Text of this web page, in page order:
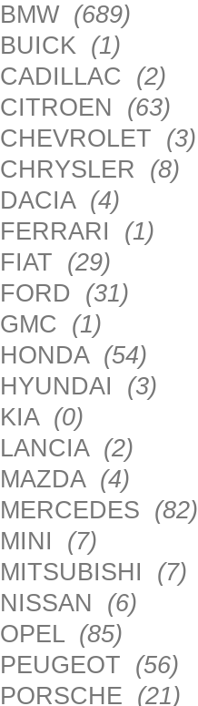
BMW (689)
BUICK (1)
CADILLAC (2)
CITROEN (63)
CHEVROLET (3)
CHRYSLER (8)
DACIA (4)
FERRARI (1)
FIAT (29)
FORD (31)
GMC (1)
HONDA (54)
HYUNDAI (3)
KIA (0)
LANCIA (2)
MAZDA (4)
MERCEDES (82)
MINI (7)
MITSUBISHI (7)
NISSAN (6)
OPEL (85)
PEUGEOT (56)
PORSCHE (21)